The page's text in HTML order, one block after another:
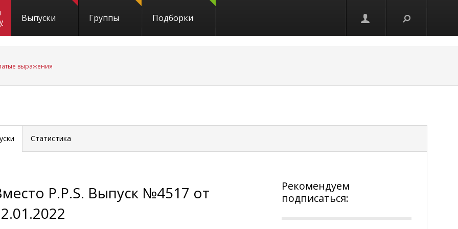
Выпуски Группы Подборки
выражения
Статистика
P.P.S. Выпуск №4517 от
Рекомендуем
подписаться: